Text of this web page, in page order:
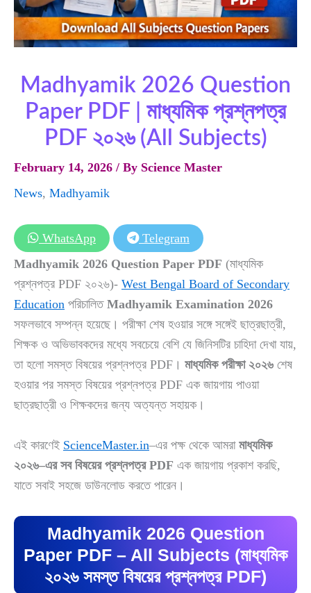
Madhyamik 2026 Question
Paper PDF | মাধ্যমিক প্রশ্নপত্র
PDF ২০২৬ (All Subjects)
February 14, 2026 / By Science Master
News, Madhyamik
WhatsApp
Telegram
Madhyamik 2026 Question Paper PDF (মাধ্যমিক
প্রশ্নপত্র PDF ২০২৬)- West Bengal Board of Secondary
Education পরিচালিত Madhyamik Examination 2026
সফলভাবে সম্পন্ন হয়েছে। পরীক্ষা শেষ হওয়ার সঙ্গে সঙ্গেই ছাত্রছাত্রী,
শিক্ষক ও অভিভাবকদের মধ্যে সবচেয়ে বেশি যে জিনিসটির চাহিদা দেখা যায়,
তা হলো সমস্ত বিষয়ের প্রশ্নপত্র PDF। মাধ্যমিক পরীক্ষা ২০২৬ শেষ
হওয়ার পর সমস্ত বিষয়ের প্রশ্নপত্র PDF এক জায়গায় পাওয়া
ছাত্রছাত্রী ও শিক্ষকদের জন্য অত্যন্ত সহায়ক।
এই কারণেই ScienceMaster.in–এর পক্ষ থেকে আমরা মাধ্যমিক
২০২৬–এর সব বিষয়ের প্রশ্নপত্র PDF এক জায়গায় প্রকাশ করছি,
যাতে সবাই সহজে ডাউনলোড করতে পারেন।
Madhyamik 2026 Question
Paper PDF – All Subjects (মাধ্যমিক
২০২৬ সমস্ত বিষয়ের প্রশ্নপত্র PDF)